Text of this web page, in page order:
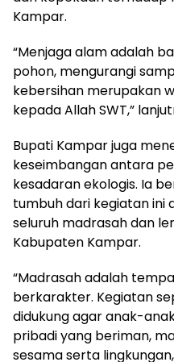
Kampar.
“Menjaga alam adalah
pohon, mengurangi
kebersihan merupakan
kepada Allah SWT,”
Bupati Kampar juga
keseimbangan antara
kesadaran ekologis. Ia
tumbuh dari kegiatan ini
seluruh madrasah dan
Kabupaten Kampar.
“Madrasah adalah
berkarakter. Kegiatan
didukung agar anak-
pribadi yang beriman,
sesama serta